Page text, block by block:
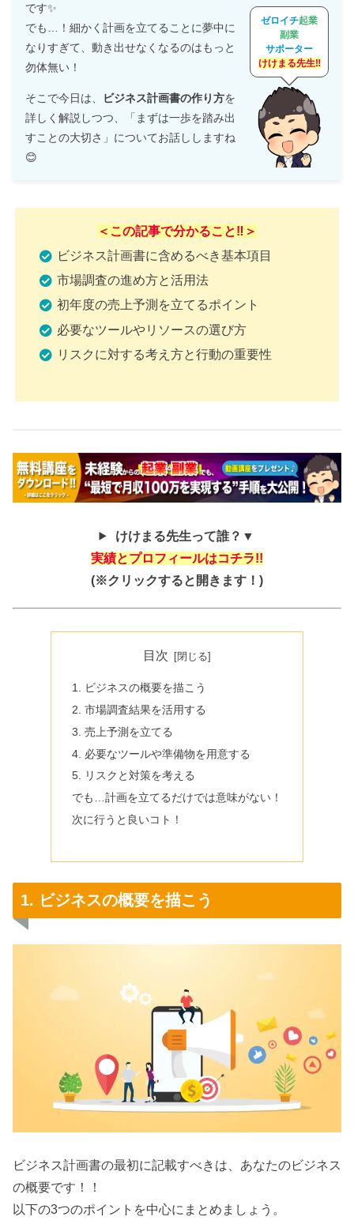
です✨
でも…！細かく計画を立てることに夢中に
なりすぎて、動き出せなくなるのはもっと
勿体無い！
そこで今日は、 ビジネス計画書の作り方を
詳しく解説しつつ、「まずは一歩を踏み出
すことの大切さ」についてお話ししますね
😊
ゼロイチ起業
副業
サポーター
けけまる先生‼
＜この記事で分かること‼️＞
ビジネス計画書に含めるべき基本項目
市場調査の進め方と活用法
初年度の売上予測を立てるポイント
必要なツールやリソースの選び方
リスクに対する考え方と行動の重要性
けけまる先生って誰？▼
実績とプロフィールはコチラ!!
(※クリックすると開きます！)
目次
1. ビジネスの概要を描こう
2. 市場調査結果を活用する
3. 売上予測を立てる
4. 必要なツールや準備物を用意する
5. リスクと対策を考える
でも…計画を立てるだけでは意味がない！
次に行うと良いコト！
1. ビジネスの概要を描こう
ビジネス計画書の最初に記載すべきは、あなたのビジネス
の概要です！！
以下の3つのポイントを中心にまとめましょう。